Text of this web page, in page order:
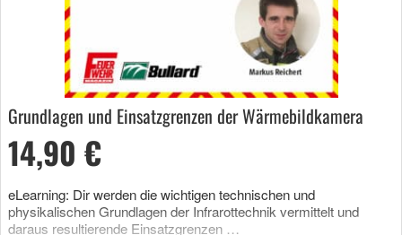
Grundlagen und Einsatzgrenzen der Wärmebildkamera
14,90 €
eLearning: Dir werden die wichtigen technischen und
physikalischen Grundlagen der Infrarottechnik vermittelt und
daraus resultierende Einsatzgrenzen …